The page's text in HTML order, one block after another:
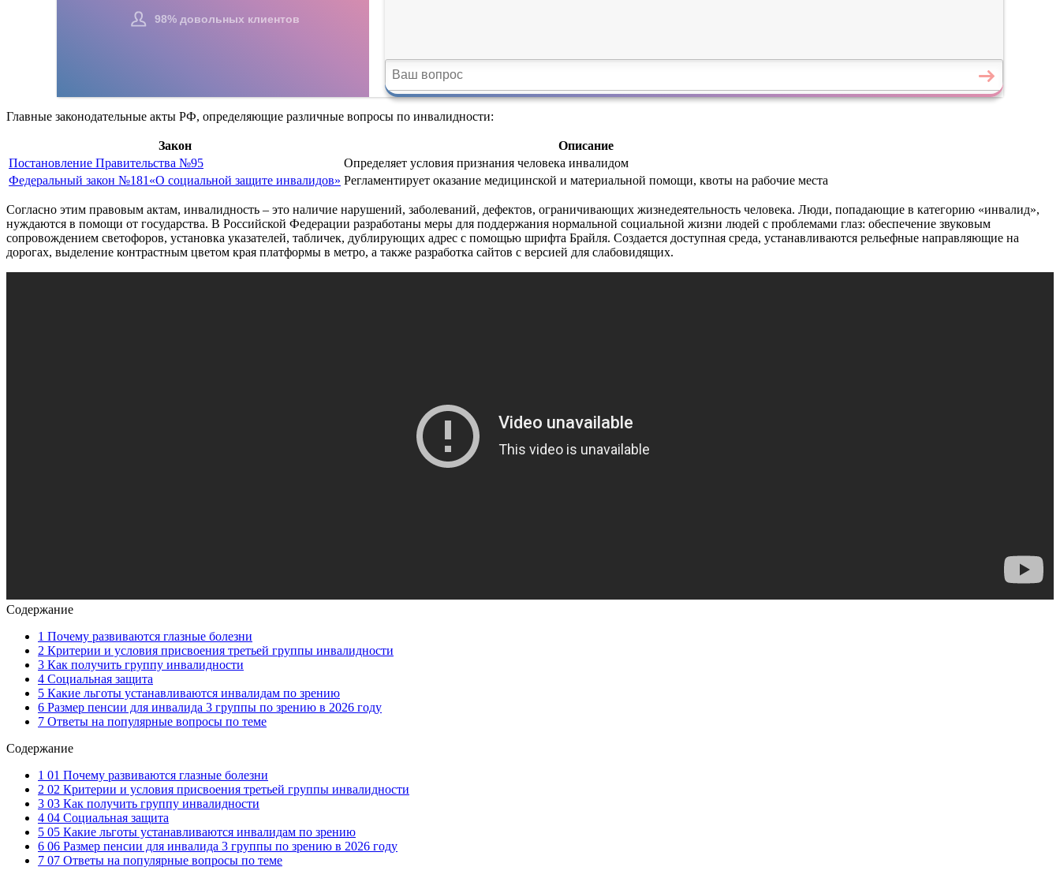
Главные законодательные акты РФ, определяющие различные вопросы по инвалидности:
Закон
Описание
Постановление Правительства №95
Определяет условия признания человека инвалидом
Федеральный закон №181«О социальной защите инвалидов» Регламентирует оказание медицинской и материальной помощи, квоты на рабочие места
Согласно этим правовым актам, инвалидность – это наличие нарушений, заболеваний, дефектов, ограничивающих жизнедеятельность человека. Люди, попадающие в категорию «инвалид»,
нуждаются в помощи от государства. В Российской Федерации разработаны меры для поддержания нормальной социальной жизни людей с проблемами глаз: обеспечение звуковым
сопровождением светофоров, установка указателей, табличек, дублирующих адрес с помощью шрифта Брайля. Создается доступная среда, устанавливаются рельефные направляющие на
дорогах, выделение контрастным цветом края платформы в метро, а также разработка сайтов с версией для слабовидящих.
Содержание
1 Почему развиваются глазные болезни
2 Критерии и условия присвоения третьей группы инвалидности
3 Как получить группу инвалидности
4 Социальная защита
5 Какие льготы устанавливаются инвалидам по зрению
6 Размер пенсии для инвалида 3 группы по зрению в 2026 году
7 Ответы на популярные вопросы по теме
Содержание
1 01 Почему развиваются глазные болезни
2 02 Критерии и условия присвоения третьей группы инвалидности
3 03 Как получить группу инвалидности
4 04 Социальная защита
5 05 Какие льготы устанавливаются инвалидам по зрению
6 06 Размер пенсии для инвалида 3 группы по зрению в 2026 году
7 07 Ответы на популярные вопросы по теме